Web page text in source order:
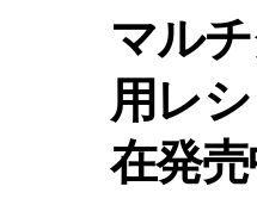
マル
用レ
在発